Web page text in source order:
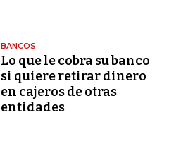
BANCOS
Lo que le cobra su banco
si quiere retirar dinero
en cajeros de otras
entidades